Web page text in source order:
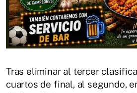
Tras eliminar al tercer
cuartos de final, al segundo,